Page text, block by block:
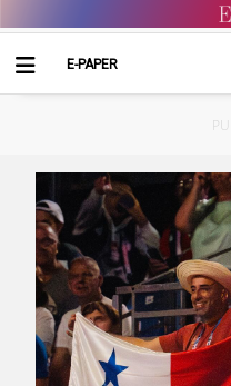
E-PAPER